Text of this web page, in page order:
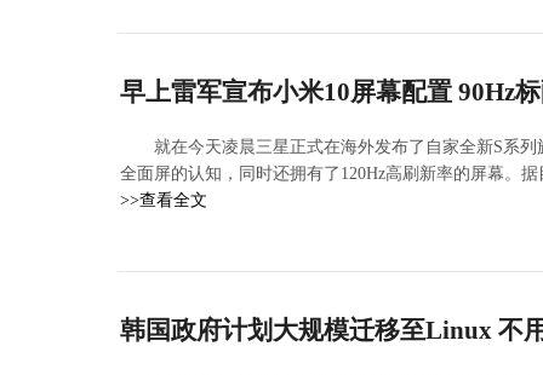
早上雷军宣布小米10屏幕配置 90Hz
就在今天凌晨三星正式在海外发布了自家全新S系
全面屏的认知，同时还拥有了120Hz高刷新率的屏幕。
>>查看全文
韩国政府计划大规模迁移至Linux 不